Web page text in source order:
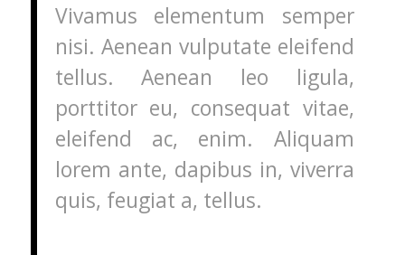
Vivamus elementum semper
nisi. Aenean vulputate eleifend
tellus. Aenean leo ligula,
porttitor eu, consequat vitae,
eleifend ac, enim. Aliquam
lorem ante, dapibus in, viverra
quis, feugiat a, tellus.